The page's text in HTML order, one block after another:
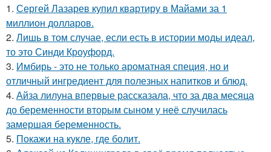
1. Сергей Лазарев купил квартиру в Майами за 1
миллион долларов.
2. Лишь в том случае, если есть в истории моды идеал,
то это Синди Кроуфорд.
3. Имбирь - это не только ароматная специя, но и
отличный ингредиент для полезных напитков и блюд.
4. Айза лилуна впервые рассказала, что за два месяца
до беременности вторым сыном у неё случилась
замершая беременность.
5. Покажи на кукле, где болит.